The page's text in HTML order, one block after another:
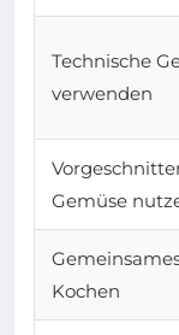
Technische
verwenden
Gemüse
Kochen